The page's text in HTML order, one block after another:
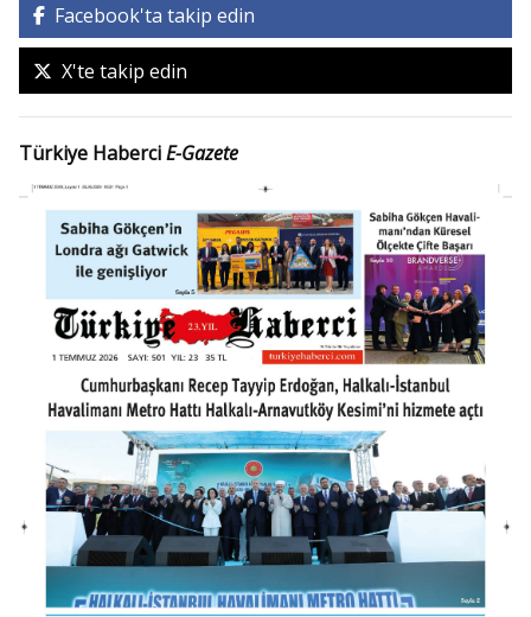
Facebook'ta takip edin
X'te takip edin
Türkiye HaberciE-Gazete